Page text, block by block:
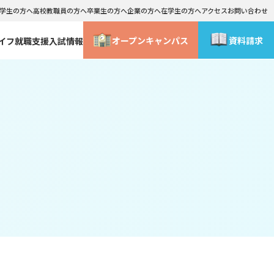
生の方へ高校教職員の方へ卒業生の方へ企業の方へ在学生の方へアクセスお問い合わせ
フ就職支援入試情報 オープンキャンパス 資料請求